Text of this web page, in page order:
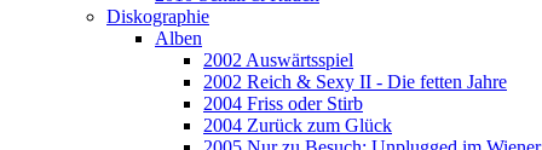
Diskographie
Alben
2002 Auswärtsspiel
2002 Reich & Sexy II - Die fetten Jahre
2004 Friss oder Stirb
2004 Zurück zum Glück